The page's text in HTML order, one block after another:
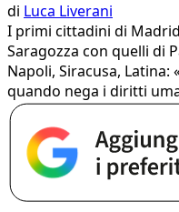
di Luca Liverani
I primi cittadini di
Saragozza con quelli di
Napoli, Siracusa,
quando nega i diritti